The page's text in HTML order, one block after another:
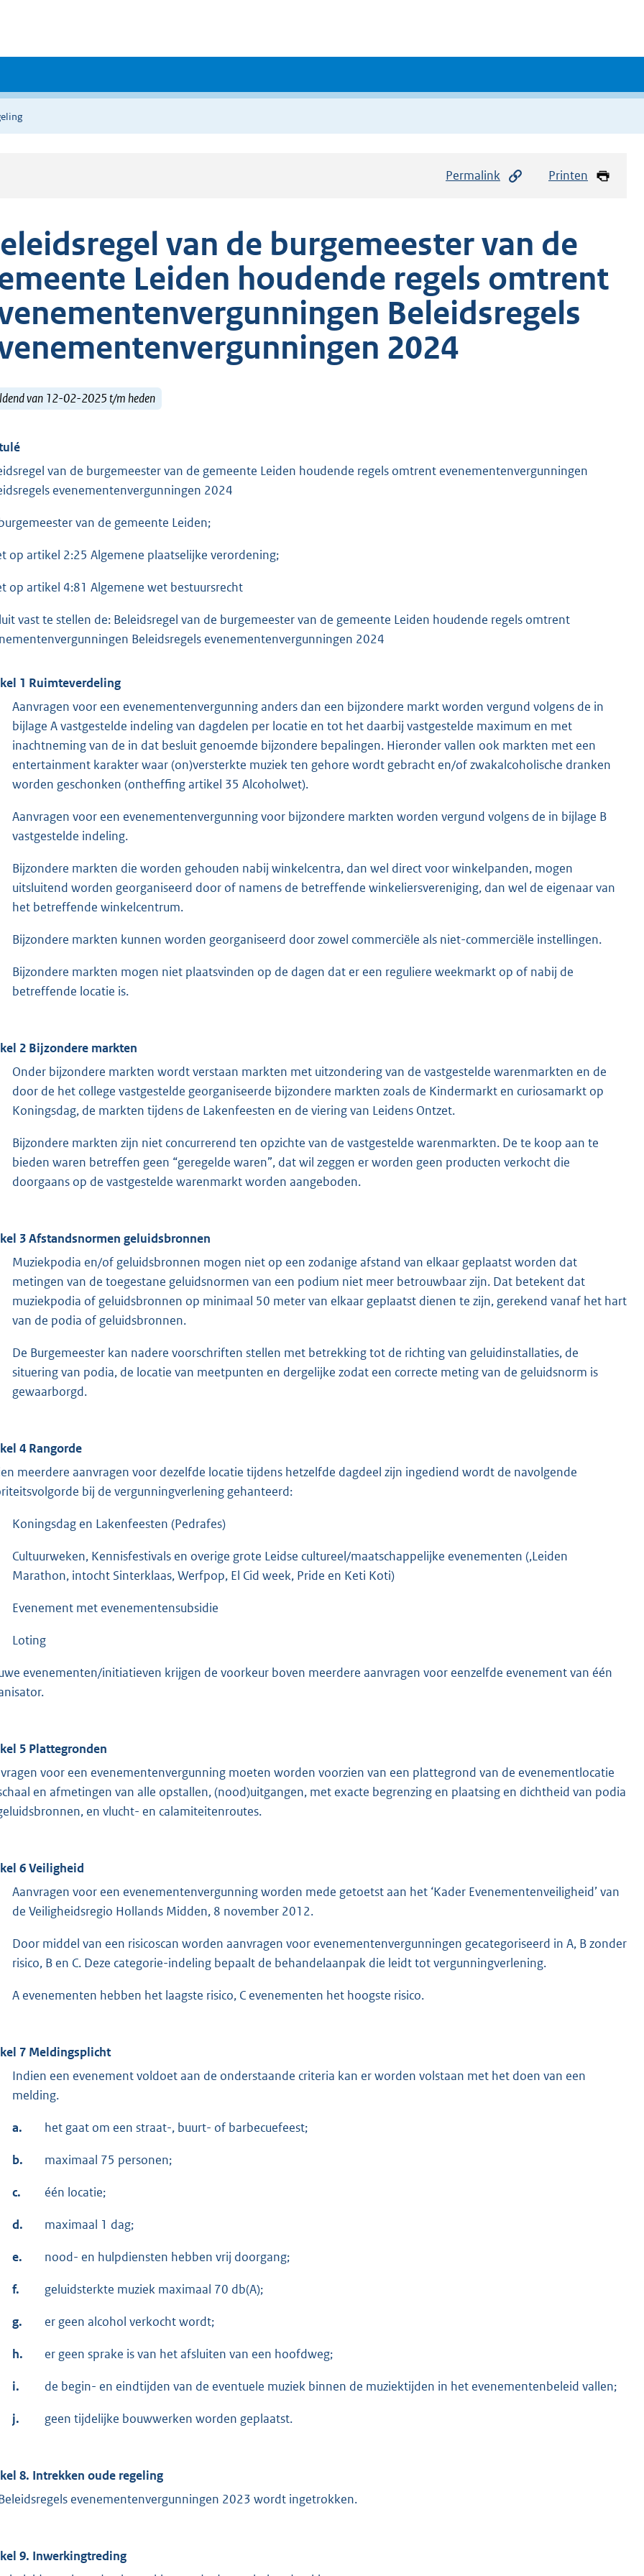
Permalink Printen
van de burgemeester van de
Leiden houdende regels omtrent
Beleidsregels
2024
van 12-02-2025 t/m heden
van de burgemeester van de gemeente Leiden houdende regels omtrent evenementenvergunningen
evenementenvergunningen 2024
van de gemeente Leiden;
op artikel 2:25 Algemene plaatselijke verordening;
op artikel 4:81 Algemene wet bestuursrecht
vast te stellen de: Beleidsregel van de burgemeester van de gemeente Leiden houdende regels omtrent
Beleidsregels evenementenvergunningen 2024
1 Ruimteverdeling
Aanvragen voor een evenementenvergunning anders dan een bijzondere markt worden vergund volgens de in
bijlage A vastgestelde indeling van dagdelen per locatie en tot het daarbij vastgestelde maximum en met
inachtneming van de in dat besluit genoemde bijzondere bepalingen. Hieronder vallen ook markten met een
entertainment karakter waar (on)versterkte muziek ten gehore wordt gebracht en/of zwakalcoholische dranken
worden geschonken (ontheffing artikel 35 Alcoholwet).
Aanvragen voor een evenementenvergunning voor bijzondere markten worden vergund volgens de in bijlage B
vastgestelde indeling.
Bijzondere markten die worden gehouden nabij winkelcentra, dan wel direct voor winkelpanden, mogen
uitsluitend worden georganiseerd door of namens de betreffende winkeliersvereniging, dan wel de eigenaar van
het betreffende winkelcentrum.
Bijzondere markten kunnen worden georganiseerd door zowel commerciële als niet-commerciële instellingen.
Bijzondere markten mogen niet plaatsvinden op de dagen dat er een reguliere weekmarkt op of nabij de
betreffende locatie is.
2 Bijzondere markten
Onder bijzondere markten wordt verstaan markten met uitzondering van de vastgestelde warenmarkten en de
door de het college vastgestelde georganiseerde bijzondere markten zoals de Kindermarkt en curiosamarkt op
Koningsdag, de markten tijdens de Lakenfeesten en de viering van Leidens Ontzet.
Bijzondere markten zijn niet concurrerend ten opzichte van de vastgestelde warenmarkten. De te koop aan te
bieden waren betreffen geen “geregelde waren”, dat wil zeggen er worden geen producten verkocht die
doorgaans op de vastgestelde warenmarkt worden aangeboden.
3 Afstandsnormen geluidsbronnen
Muziekpodia en/of geluidsbronnen mogen niet op een zodanige afstand van elkaar geplaatst worden dat
metingen van de toegestane geluidsnormen van een podium niet meer betrouwbaar zijn. Dat betekent dat
muziekpodia of geluidsbronnen op minimaal 50 meter van elkaar geplaatst dienen te zijn, gerekend vanaf het hart
van de podia of geluidsbronnen.
De Burgemeester kan nadere voorschriften stellen met betrekking tot de richting van geluidinstallaties, de
situering van podia, de locatie van meetpunten en dergelijke zodat een correcte meting van de geluidsnorm is
gewaarborgd.
4 Rangorde
meerdere aanvragen voor dezelfde locatie tijdens hetzelfde dagdeel zijn ingediend wordt de navolgende
bij de vergunningverlening gehanteerd:
Koningsdag en Lakenfeesten (Pedrafes)
Cultuurweken, Kennisfestivals en overige grote Leidse cultureel/maatschappelijke evenementen (,Leiden
Marathon, intocht Sinterklaas, Werfpop, El Cid week, Pride en Keti Koti)
Evenement met evenementensubsidie
Loting
evenementen/initiatieven krijgen de voorkeur boven meerdere aanvragen voor eenzelfde evenement van één
5 Plattegronden
voor een evenementenvergunning moeten worden voorzien van een plattegrond van de evenementlocatie
en afmetingen van alle opstallen, (nood)uitgangen, met exacte begrenzing en plaatsing en dichtheid van podia
en vlucht- en calamiteitenroutes.
6 Veiligheid
Aanvragen voor een evenementenvergunning worden mede getoetst aan het ‘Kader Evenementenveiligheid’ van
de Veiligheidsregio Hollands Midden, 8 november 2012.
Door middel van een risicoscan worden aanvragen voor evenementenvergunningen gecategoriseerd in A, B zonder
risico, B en C. Deze categorie-indeling bepaalt de behandelaanpak die leidt tot vergunningverlening.
A evenementen hebben het laagste risico, C evenementen het hoogste risico.
7 Meldingsplicht
Indien een evenement voldoet aan de onderstaande criteria kan er worden volstaan met het doen van een
melding.
a. het gaat om een straat-, buurt- of barbecuefeest;
b. maximaal 75 personen;
c. één locatie;
d. maximaal 1 dag;
e. nood- en hulpdiensten hebben vrij doorgang;
f. geluidsterkte muziek maximaal 70 db(A);
g. er geen alcohol verkocht wordt;
h. er geen sprake is van het afsluiten van een hoofdweg;
i. de begin- en eindtijden van de eventuele muziek binnen de muziektijden in het evenementenbeleid vallen;
j. geen tijdelijke bouwwerken worden geplaatst.
8. Intrekken oude regeling
evenementenvergunningen 2023 wordt ingetrokken.
9. Inwerkingtreding